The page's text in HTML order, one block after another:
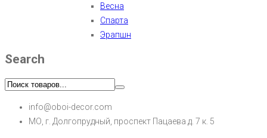
Весна
Спарта
Эрапшн
Search
info@oboi-decor.com
МО, г. Долгопрудный, проспект Пацаева д. 7 к. 5